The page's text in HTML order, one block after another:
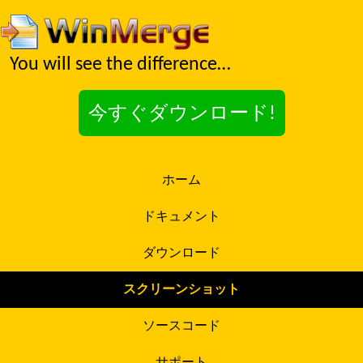
You will see the difference…
今すぐダウンロード!
ホーム
ドキュメント
ダウンロード
スクリーンショット
ソースコード